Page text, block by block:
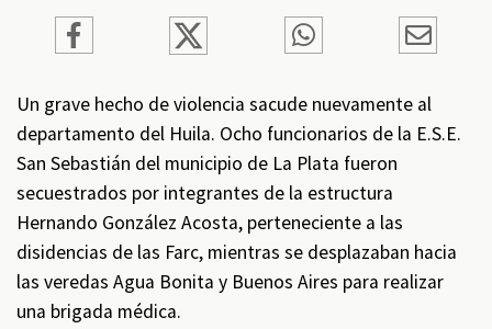
Un grave hecho de violencia sacude nuevamente al
departamento del Huila. Ocho funcionarios de la E.S.E.
San Sebastián del municipio de La Plata fueron
secuestrados por integrantes de la estructura
Hernando González Acosta, perteneciente a las
disidencias de las Farc, mientras se desplazaban hacia
las veredas Agua Bonita y Buenos Aires para realizar
una brigada médica.